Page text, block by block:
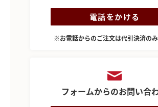
電話をかける
※お電話からのご注文は代引決済のみ
フォームからのお問い合